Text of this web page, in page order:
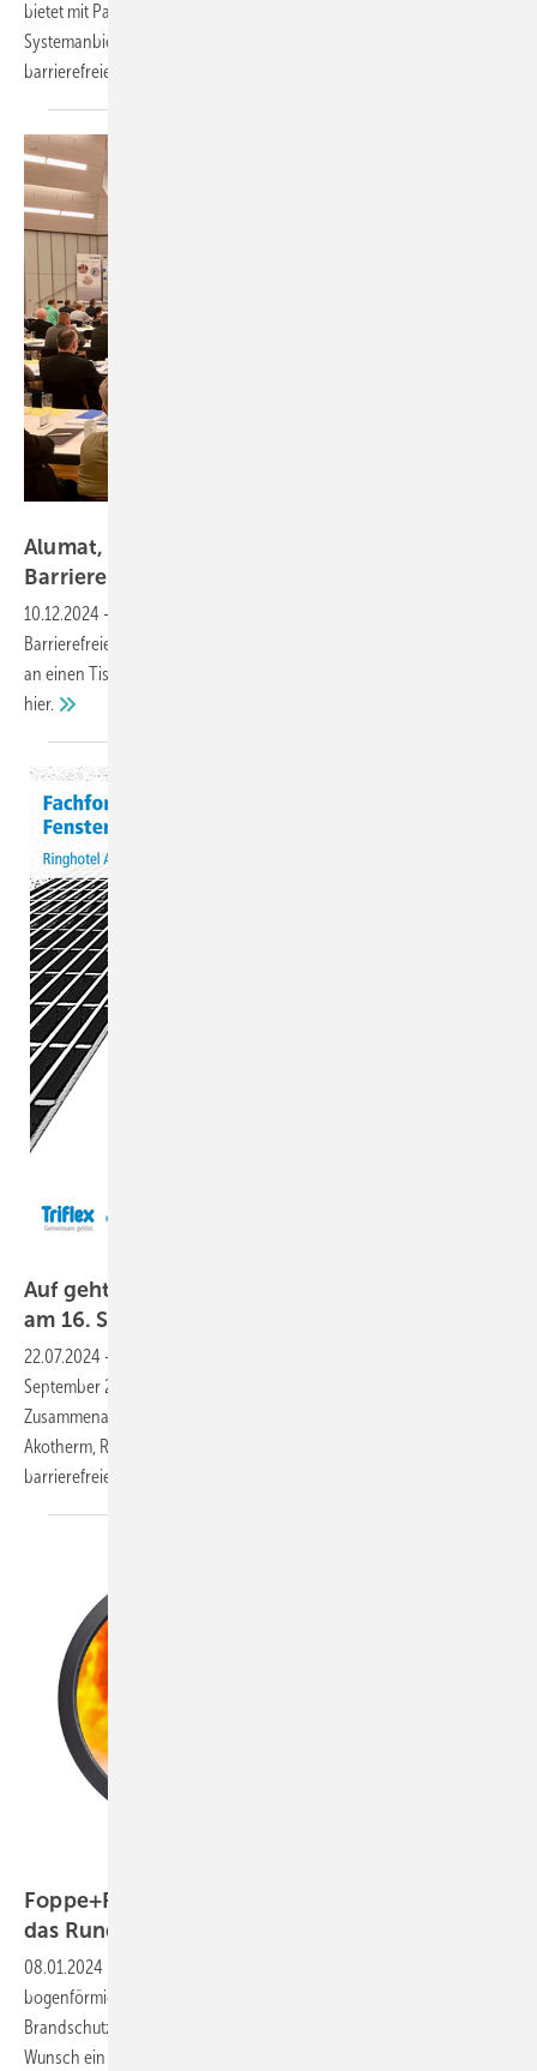
bietet mit Partner Alumat geprüfte Nullschwellen-Lösungen. Der
Systemanbieter will verhindern, dass Verarbeiter wegen fehlender
barrierefreier Komponenten Aufträge
Alumat, Akotherm, Regel-air und Triflex:
Barrierefreies Bauen praxisnah
10.12.2024 -
Barrierefreies Bauen brachte Architekten, Handwerker und Industrie
an einen Tisch. Welche Lösungen überzeugen konnten, erfahren Sie
hier.
Auf geht’s zum Fachforum barrierefreies Bauen
am 16. September in
22.07.2024 -
September 2024 in Lünen statt und hebt sich durch die enge
Zusammenarbeit zahlreicher Partner hervor. Triflex, Alumat,
Akotherm, Regel-air und Siga tragen wesentlich dazu bei, dass
barrierefreies Bauen an Bedeutung
Foppe+Foppe: neben dem Eckigen jetzt auch
das Runde
08.01.2024
bogenförmige Festverglasungen mit zertifizierten
Brandschutzeigenschaften. Metall- und Fensterbauer erhalten auf
Wunsch ein montagefertiges Element inklusive aller Zubehörteile.